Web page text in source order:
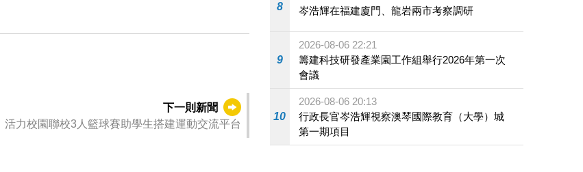
下一則新聞
活力校園聯校3人籃球賽助學生搭建運動交流平台
8
岑浩輝在福建廈門、龍岩兩市考察調研
9
2026-08-06 22:21
籌建科技研發產業園工作組舉行2026年第一次
會議
10
2026-08-06 20:13
行政長官岑浩輝視察澳琴國際教育（大學）城
第一期項目